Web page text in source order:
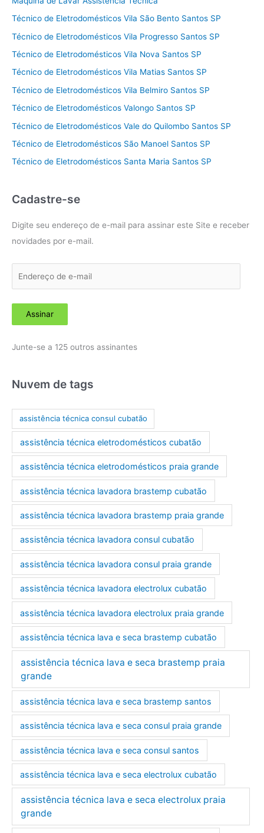
Técnico de Eletrodomésticos Vila São Bento Santos SP
Técnico de Eletrodomésticos Vila Progresso Santos SP
Técnico de Eletrodomésticos Vila Nova Santos SP
Técnico de Eletrodomésticos Vila Matias Santos SP
Técnico de Eletrodomésticos Vila Belmiro Santos SP
Técnico de Eletrodomésticos Valongo Santos SP
Técnico de Eletrodomésticos Vale do Quilombo Santos SP
Técnico de Eletrodomésticos São Manoel Santos SP
Técnico de Eletrodomésticos Santa Maria Santos SP
Cadastre-se
Digite seu endereço de e-mail para assinar este Site e receber
novidades por e-mail.
d
e
o
e
a
Assinar
Junte-se a 125 outros assinantes
Nuvem de tags
assistência técnica consul cubatão
assistência técnica eletrodomésticos cubatão
assistência técnica eletrodomésticos praia grande
assistência técnica lavadora brastemp cubatão
assistência técnica lavadora brastemp praia grande
assistência técnica lavadora consul cubatão
assistência técnica lavadora consul praia grande
assistência técnica lavadora electrolux cubatão
assistência técnica lavadora electrolux praia grande
assistência técnica lava e seca brastemp cubatão
assistência técnica lava e seca brastemp praia
grande
assistência técnica lava e seca brastemp santos
assistência técnica lava e seca consul praia grande
assistência técnica lava e seca consul santos
assistência técnica lava e seca electrolux cubatão
assistência técnica lava e seca electrolux praia
grande